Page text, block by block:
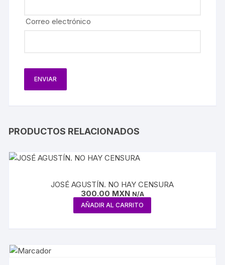
Correo electrónico
PRODUCTOS RELACIONADOS
JOSÉ AGUSTÍN. NO HAY CENSURA
300.00 MXN N/A
AÑADIR AL CARRITO